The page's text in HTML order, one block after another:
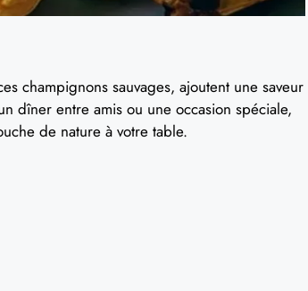
champignons sauvages, ajoutent une saveur
dîner entre amis ou une occasion spéciale,
de nature à votre table.